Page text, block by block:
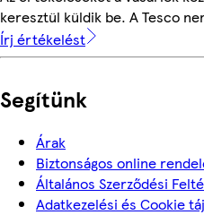
keresztül küldik be. A Tesco
Írj értékelést
Segítünk
Árak
Biztonságos online
Általános Szerződési
Adatkezelési és Cookie